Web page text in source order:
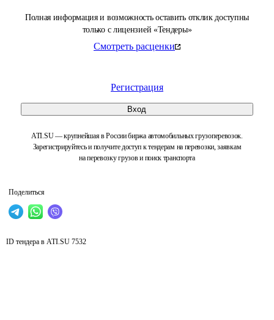
Полная информация и возможность оставить отклик доступны
только с лицензией «Тендеры»
Смотреть расценки
Регистрация
Вход
ATI.SU — крупнейшая в России биржа автомобильных грузоперевозок.
Зарегистрируйтесь и получите доступ к тендерам на перевозки, заявкам
на перевозку грузов и поиск транспорта
Поделиться
ID тендера в ATI.SU 7532